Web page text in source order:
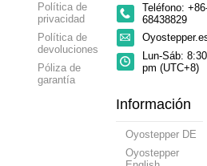
bits
Política de
privacidad
Política de
devoluciones
Póliza de
garantía
Teléfono:
68438829
Lun-Sáb:
pm (UTC+8)
Información
Oyostepper DE
Oyostepper